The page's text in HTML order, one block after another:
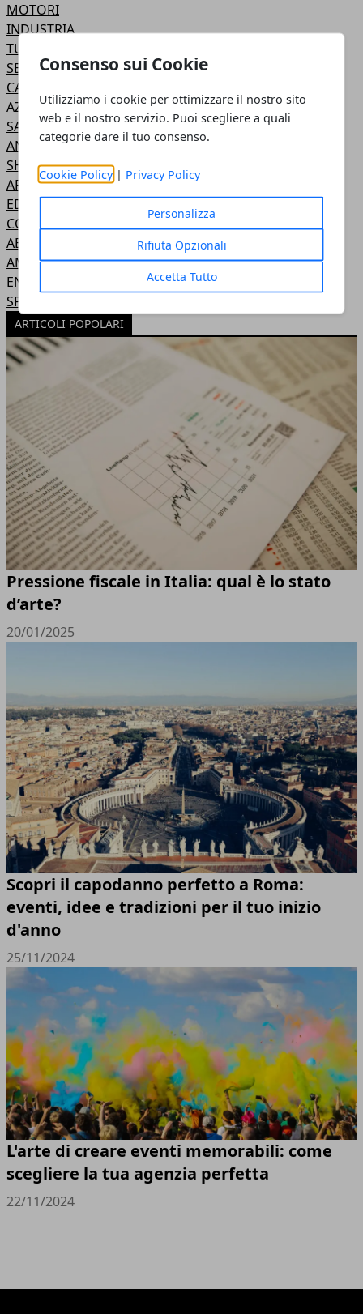
Consenso sui Cookie
Utilizziamo i cookie per ottimizzare il nostro sito
web e il nostro servizio. Puoi scegliere a quali
categorie dare il tuo consenso.
Cookie Policy | Privacy Policy
Personalizza
Rifiuta Opzionali
Accetta Tutto
MOTORI
INDUSTRIA
TURISMO
SERVIZI
CASA & GIARDINO
AZIENDE
SALUTE
ANIMALI
SHOPPING
ARTE
EDILIZIA
COMMERCIO
ABBIGLIAMENTO
AMBIENTE
ENERGIA
SPORT
ARTICOLI POPOLARI
Pressione fiscale in Italia: qual è lo stato
d’arte?
20/01/2025
Scopri il capodanno perfetto a Roma:
eventi, idee e tradizioni per il tuo inizio
d'anno
25/11/2024
L'arte di creare eventi memorabili: come
scegliere la tua agenzia perfetta
22/11/2024